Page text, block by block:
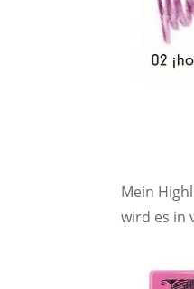
Mein
wird es in